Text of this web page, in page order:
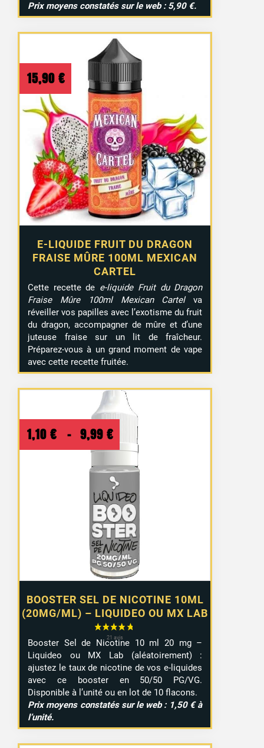
Prix moyens constatés sur le web : 5,90 €.
E-LIQUIDE FRUIT DU DRAGON
FRAISE MÛRE 100ML MEXICAN
CARTEL
15,90 €
Cette recette de e-liquide Fruit du Dragon
Fraise Mûre 100ml Mexican Cartelva
réveiller vos papilles avec l’exotisme du fruit
du dragon, accompagner de mûre et d’une
juteuse fraise sur un lit de fraîcheur.
Préparez-vous à un grand moment de vape
avec cette recette fruitée.
BOOSTER SEL DE NICOTINE 10ML
(20MG/ML) – LIQUIDEO OU MX LAB
1,10 € – 9,99 €
Plage
de
prix :
1,10 €
à
9,99 €
Booster Sel de Nicotine 10 ml 20 mg –
Liquideo ou MX Lab (aléatoirement) :
ajustez le taux de nicotine de vos e-liquides
avec ce booster en 50/50 PG/VG.
Disponible à l’unité ou en lot de 10 flacons.
Prix moyens constatés sur le web : 1,50 € à
l’unité.